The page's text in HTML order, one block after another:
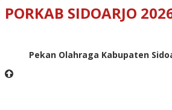
PORKAB SIDOARJO
Pekan Olahraga Kabupaten